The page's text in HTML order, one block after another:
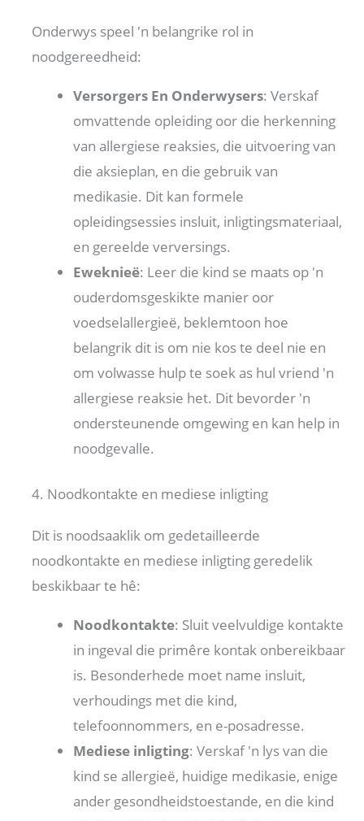
Onderwys speel 'n belangrike rol in
noodgereedheid:
Versorgers En Onderwysers: Verskaf
omvattende opleiding oor die herkenning
van allergiese reaksies, die uitvoering van
die aksieplan, en die gebruik van
medikasie. Dit kan formele
opleidingsessies insluit, inligtingsmateriaal,
en gereelde verversings.
Eweknieë: Leer die kind se maats op 'n
ouderdomsgeskikte manier oor
voedselallergieë, beklemtoon hoe
belangrik dit is om nie kos te deel nie en
om volwasse hulp te soek as hul vriend 'n
allergiese reaksie het. Dit bevorder 'n
ondersteunende omgewing en kan help in
noodgevalle.
4. Noodkontakte en mediese inligting
Dit is noodsaaklik om gedetailleerde
noodkontakte en mediese inligting geredelik
beskikbaar te hê:
Noodkontakte: Sluit veelvuldige kontakte
in ingeval die primêre kontak onbereikbaar
is. Besonderhede moet name insluit,
verhoudings met die kind,
telefoonnommers, en e-posadresse.
Mediese inligting: Verskaf 'n lys van die
kind se allergieë, huidige medikasie, enige
ander gesondheidstoestande, en die kind